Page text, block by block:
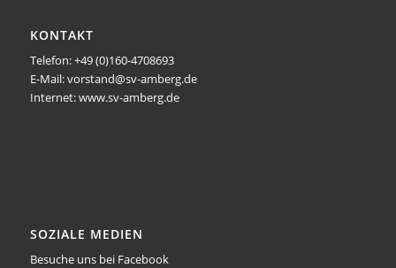
KONTAKT
Telefon: +49 (0)160-4708693
E-Mail: vorstand@sv-amberg.de
Internet: www.sv-amberg.de
SOZIALE MEDIEN
Besuche uns bei Facebook